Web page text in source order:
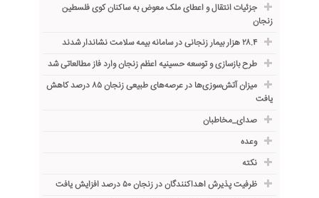
جزئیات انتقال و اعطای ملک معوض به ساکنان کوی فلسطین
زنجان
۲۸.۴ هزار بیمار زنجانی در سامانه بیمه سلامت نشاندار شدند
طرح بازسازی و توسعه حسینیه اعظم زنجان وارد فاز مطالعاتی شد
میزان آتش‌سوزی‌ها در عرصه‌های طبیعی زنجان ۸۵ درصد کاهش
یافت
صدای_مخاطبان
وعده
نکته
ظرفیت پذیرش اهداکنندگان در زنجان ۵۰ درصد افزایش یافت